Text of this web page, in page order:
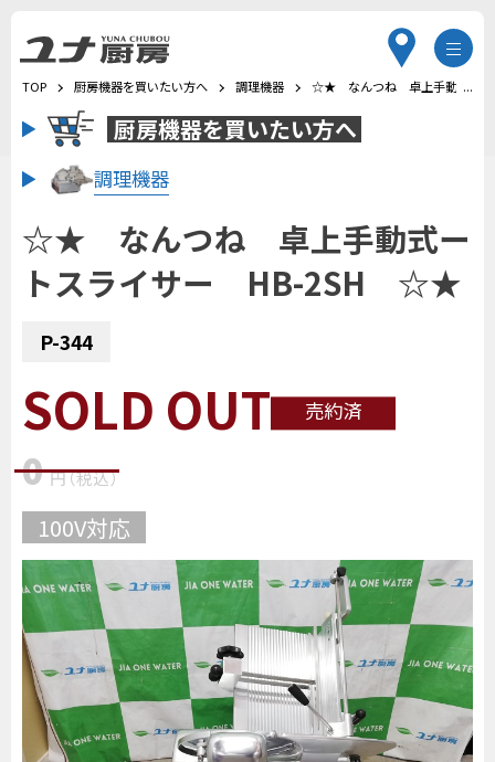
TOP 厨房機器を買いたい方へ 調理機器 ☆★ なんつね 卓上手動式ー
厨房機器を買いたい方へ
調理機器
☆★ なんつね 卓上手動式ー
トスライサー HB-2SH ☆★
P-344
SOLD OUT 売約済
0 円（税込）
100V対応